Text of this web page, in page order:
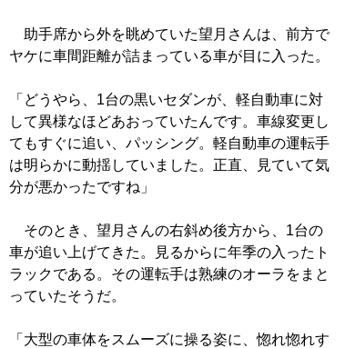
助手席から外を眺めていた望月さんは、前方で
ヤケに車間距離が詰まっている車が目に入った。
「どうやら、1台の黒いセダンが、軽自動車に対
して異様なほどあおっていたんです。車線変更し
てもすぐに追い、パッシング。軽自動車の運転手
は明らかに動揺していました。正直、見ていて気
分が悪かったですね」
そのとき、望月さんの右斜め後方から、1台の
車が追い上げてきた。見るからに年季の入ったト
ラックである。その運転手は熟練のオーラをまと
っていたそうだ。
「大型の車体をスムーズに操る姿に、惚れ惚れす